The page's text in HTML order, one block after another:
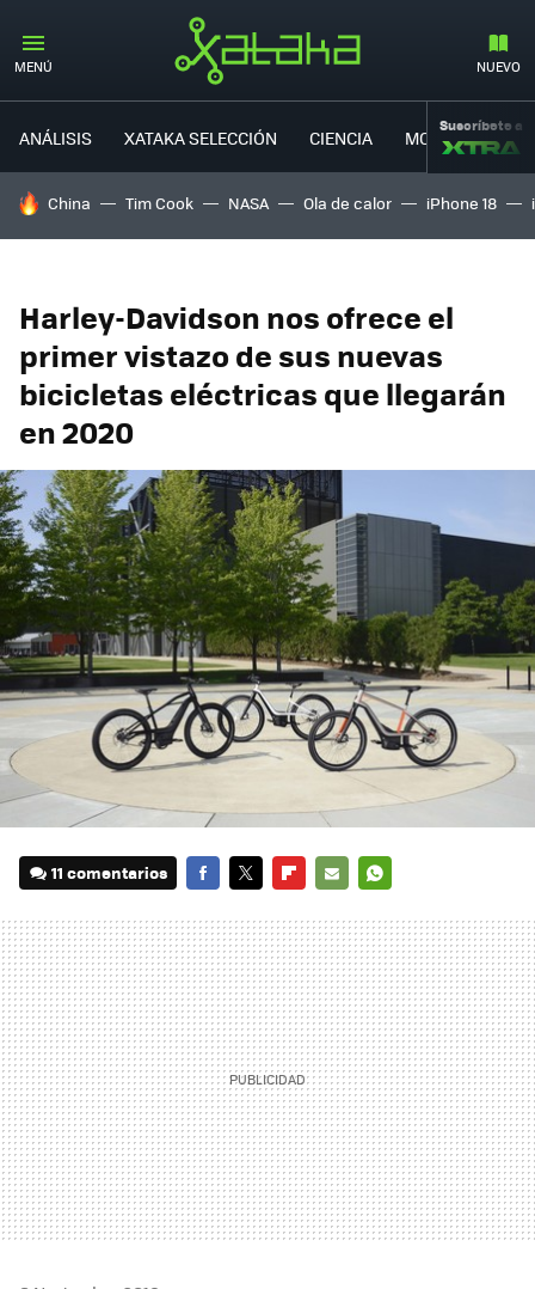
MENÚ NUEVO
ANÁLISIS XATAKA SELECCIÓN CIENCIA MOVILIDAD
Suscríbete a
HOY SE HABLA DE
China Tim Cook NASA Ola de calor iPhone 18
Harley-Davidson nos ofrece el
primer vistazo de sus nuevas
bicicletas eléctricas que llegarán
en 2020
11 comentarios
MAIL